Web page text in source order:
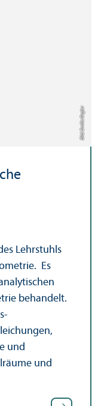
Bild: Emilie Orgler
Lehr­stuhls
Es
behandelt.
und
und